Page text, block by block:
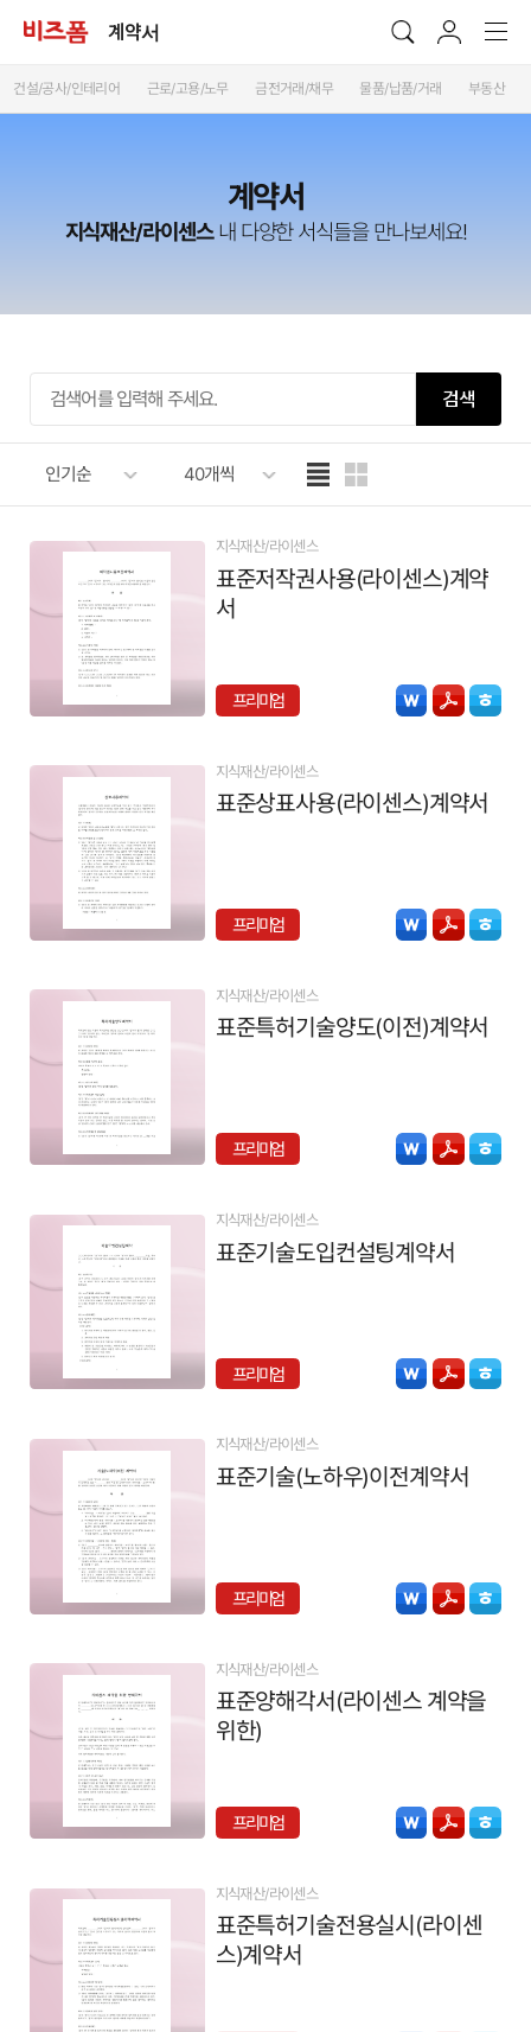
계약서
건설/공사/인테리어 근로/고용/노무 금전거래/채무 물품/납품/거래 부동산
계약서
지식재산/라이센스내 다양한 서식들을 만나보세요!
검색
인기순 40개씩
지식재산/라이센스
표준저작권사용(라이센스)계약
서
프리미엄
지식재산/라이센스
표준상표사용(라이센스)계약서
프리미엄
지식재산/라이센스
표준특허기술양도(이전)계약서
프리미엄
지식재산/라이센스
표준기술도입컨설팅계약서
프리미엄
지식재산/라이센스
표준기술(노하우)이전계약서
프리미엄
지식재산/라이센스
표준양해각서(라이센스 계약을
위한)
프리미엄
지식재산/라이센스
표준특허기술전용실시(라이센
스)계약서